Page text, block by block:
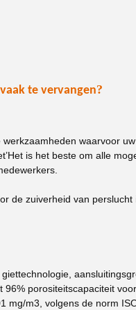
te vervangen?
werkzaamheden waarvoor
’Het is het beste om alle
de zuiverheid van
porositeitscapaciteit
mg/m3, volgens de norm